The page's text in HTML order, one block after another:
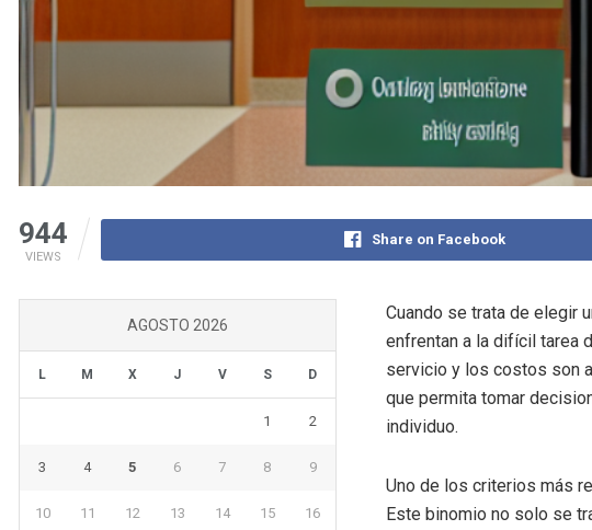
944
VIEWS
Share on Facebook
Cuando se trata de elegir
enfrentan a la difícil tarea
servicio y los costos son
que permita tomar
individuo.
Uno de los criterios más
Este binomio no solo se
AGOSTO 2026
L M X J V S D
1 2
3 4 5 6 7 8 9
10 11 12 13 14 15 16